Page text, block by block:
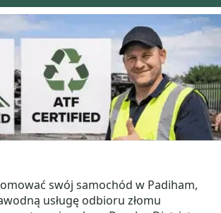
swój samochód w Padiham,
usługę odbioru złomu